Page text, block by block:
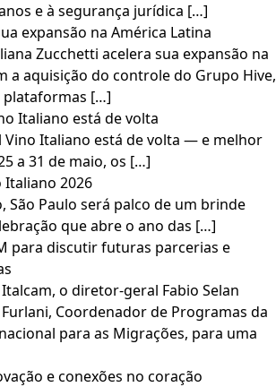
e à segurança jurídica […]
expansão na América Latina
Zucchetti acelera sua expansão na
a aquisição do controle do Grupo Hive,
plataformas […]
Italiano está de volta
Vino Italiano está de volta — e melhor
a 31 de maio, os […]
Italiano 2026
São Paulo será palco de um brinde
que abre o ano das […]
para discutir futuras parcerias e
o diretor-geral Fabio Selan
Coordenador de Programas da
para as Migrações, para uma
e conexões no coração